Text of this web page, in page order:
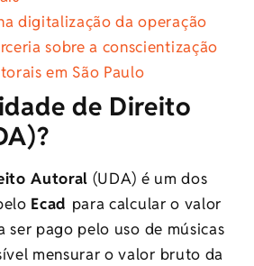
digitalização da operação
sobre a conscientização
em São Paulo
de Direito
Autoral (UDA) é um dos
Ecad para calcular o valor
pago pelo uso de músicas
mensurar o valor bruto da